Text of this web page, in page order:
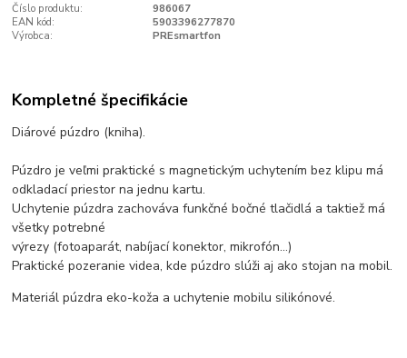
Číslo produktu:
986067
EAN kód:
5903396277870
Výrobca:
PREsmartfon
Kompletné špecifikácie
Diárové púzdro (kniha).
Púzdro je veľmi praktické s magnetickým uchytením bez klipu má
odkladací priestor na jednu kartu.
Uchytenie púzdra zachováva funkčné bočné tlačidlá a taktiež má
všetky potrebné
výrezy (fotoaparát, nabíjací konektor, mikrofón...)
Praktické pozeranie videa, kde púzdro slúži aj ako stojan na mobil.
Materiál púzdra eko-koža a uchytenie mobilu silikónové.